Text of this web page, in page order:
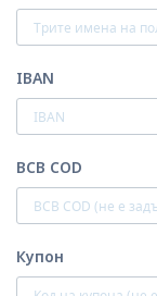
IBAN
BCB COD
Купон